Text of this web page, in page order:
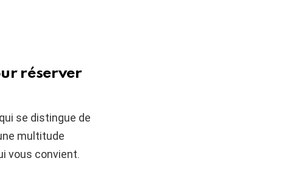
réserver
se distingue de
multitude
vous convient.